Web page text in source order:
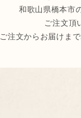
和歌山県橋本市
ご注文頂
ご注文からお届けま